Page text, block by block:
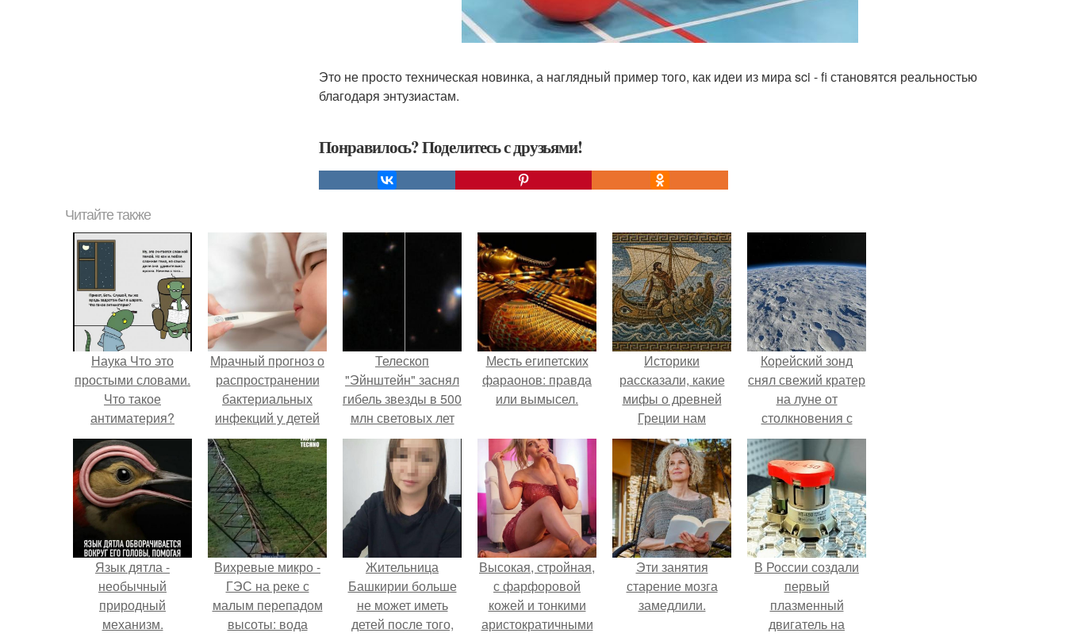
Это не просто техническая новинка, а наглядный пример того, как идеи из мира sci - fi становятся реальностью
благодаря энтузиастам.
Понравилось? Поделитесь с друзьями!
Читайте также
Наука Что это
простыми словами.
Что такое
антиматерия?
Мрачный прогноз о
распространении
бактериальных
инфекций у детей
вышел.
Телескоп
"Эйнштейн" заснял
гибель звезды в 500
млн световых лет
от земли.
Месть египетских
фараонов: правда
или вымысел.
Историки
рассказали, какие
мифы о древней
Греции нам
навязало кино.
Корейский зонд
снял свежий кратер
на луне от
столкновения с
обломком Falcon 9.
Язык дятла -
необычный
природный
механизм.
Вихревые микро -
ГЭС на реке с
малым перепадом
высоты: вода
Жительница
Башкирии больше
не может иметь
детей после того,
Высокая, стройная,
с фарфоровой
кожей и тонкими
аристократичными
Эти занятия
старение мозга
замедлили.
В России создали
первый
плазменный
двигатель на